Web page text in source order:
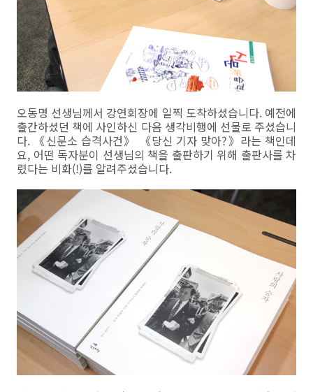
오동명 선생님께서 강연회장에 일찍 도착하셨습니다. 예전에
출간하셨던 책에 사인하신 다음 생각비행에 선물로 주셨습니
다. 《신문소 습격사건》 《당신 기자 맞아?》라는 책인데
요, 어떤 독자분이 선생님의 책을 출판하기 위해 출판사를 차
렸다는 비화(!)를 알려주셨습니다.